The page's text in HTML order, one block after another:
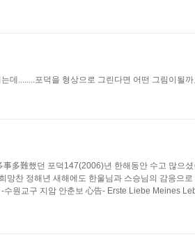
데........포덕을 형상으로 그린다면 어떤 그림이될
多難했던 포덕147(2006)년 한해동안 수고 많으
찬 정해년 새해에도 한울님과 스승님의 감응으
원교구 지암 안춘보 心告- Erste Liebe Meines